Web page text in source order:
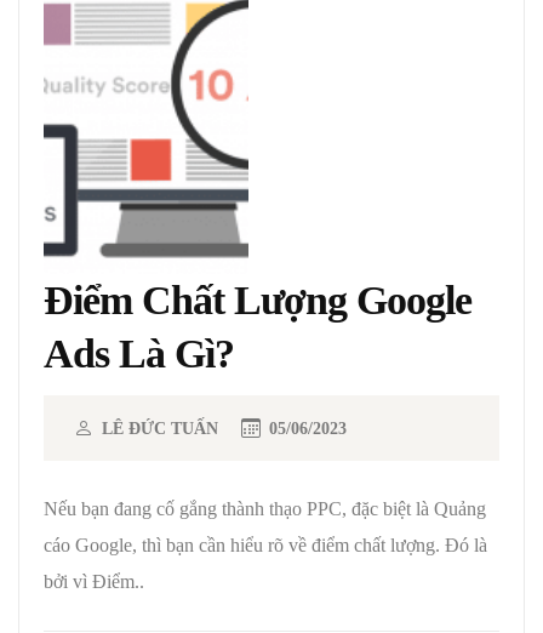
Điểm Chất Lượng Google
Ads Là Gì?
LÊ ĐỨC TUẤN 05/06/2023
Nếu bạn đang cố gắng thành thạo PPC, đặc biệt là Quảng
cáo Google, thì bạn cần hiểu rõ về điểm chất lượng. Đó là
bởi vì Điểm..